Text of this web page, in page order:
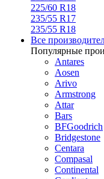
225/60 R18
235/55 R17
235/55 R18
Все
Популярные
Antares
Aosen
Arivo
Armstrong
Attar
Bars
BFGoodrich
Bridgestone
Centara
Compasal
Continental